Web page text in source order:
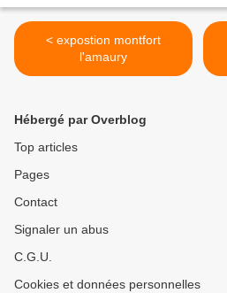
< expostion montfort
l'amaury
Hébergé par Overblog
Top articles
Pages
Contact
Signaler un abus
C.G.U.
Cookies et données personnelles